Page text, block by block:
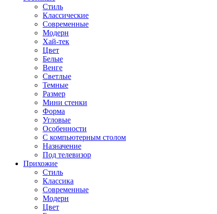
Стиль
Классические
Современные
Модерн
Хай-тек
Цвет
Белые
Венге
Светлые
Темные
Размер
Мини стенки
Форма
Угловые
Особенности
С компьютерным столом
Назначение
Под телевизор
Прихожие
Стиль
Классика
Современные
Модерн
Цвет